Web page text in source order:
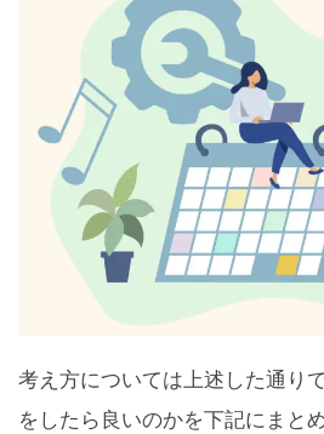
考え方については上述した通り
をしたら良いのかを下記にまと